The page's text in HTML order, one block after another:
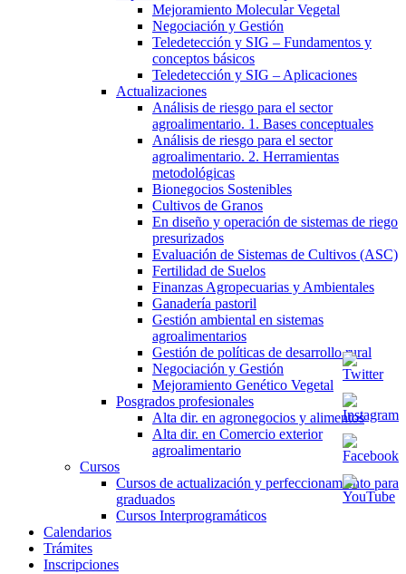
Mejoramiento Molecular Vegetal
Negociación y Gestión
Teledetección y SIG – Fundamentos y
conceptos básicos
Teledetección y SIG – Aplicaciones
Actualizaciones
Análisis de riesgo para el sector
agroalimentario. 1. Bases conceptuales
Análisis de riesgo para el sector
agroalimentario. 2. Herramientas
metodológicas
Bionegocios Sostenibles
Cultivos de Granos
En diseño y operación de sistemas de riego
presurizados
Evaluación de Sistemas de Cultivos (ASC)
Fertilidad de Suelos
Finanzas Agropecuarias y Ambientales
Ganadería pastoril
Gestión ambiental en sistemas
agroalimentarios
Gestión de políticas de desarrollo rural
Negociación y Gestión
Mejoramiento Genético Vegetal
Posgrados profesionales
Alta dir. en agronegocios y alimentos
Alta dir. en Comercio exterior
agroalimentario
Cursos
Cursos de actualización y perfeccionamiento para
graduados
Cursos Interprogramáticos
Calendarios
Trámites
Inscripciones